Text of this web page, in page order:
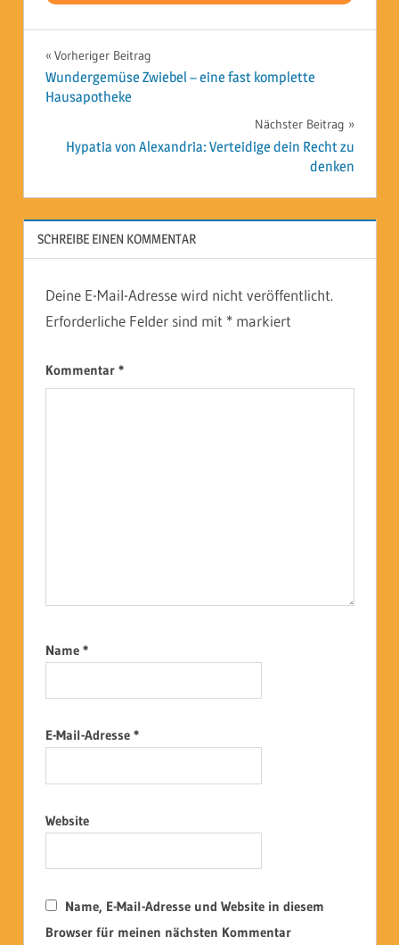
Beitragsnavigation
Vorheriger Beitrag
Wundergemüse Zwiebel – eine fast komplette
Hausapotheke
Nächster Beitrag
Hypatia von Alexandria: Verteidige dein Recht zu
denken
SCHREIBE EINEN KOMMENTAR
Deine E-Mail-Adresse wird nicht veröffentlicht.
Erforderliche Felder sind mit *markiert
Kommentar *
Name *
E-Mail-Adresse *
Website
Name, E-Mail-Adresse und Website in diesem
Browser für meinen nächsten Kommentar